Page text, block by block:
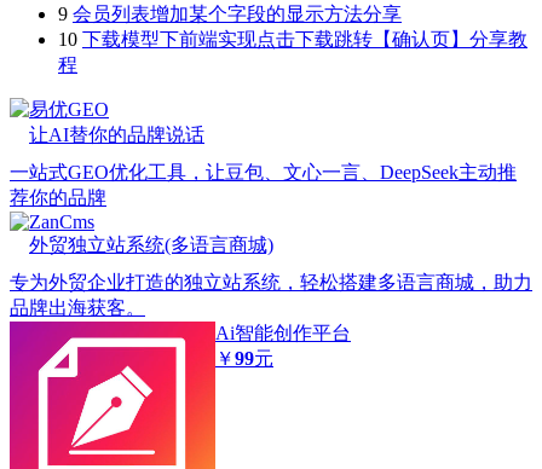
9 会员列表增加某个字段的显示方法分享
10 下载模型下前端实现点击下载跳转【确认页】分享教
程
易优GEO
让AI替你的品牌说话
一站式GEO优化工具，让豆包、文心一言、DeepSeek主动推
荐你的品牌
ZanCms
外贸独立站系统(多语言商城)
专为外贸企业打造的独立站系统，轻松搭建多语言商城，助力
品牌出海获客。
Ai智能创作平台
￥99元